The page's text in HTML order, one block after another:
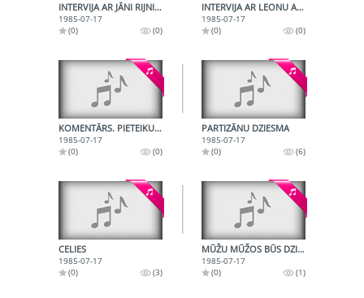
INTERVIJA AR JĀNI RIJNIEKU
1985-07-17
(0)
(0)
INTERVIJA AR LEONU AMOLIŅU
1985-07-17
(0)
(0)
KOMENTĀRS. PIETEIKUMS
1985-07-17
(0)
(0)
PARTIZĀNU DZIESMA
1985-07-17
(0)
(6)
CELIES
1985-07-17
(0)
(3)
MŪŽU MŪŽOS BŪS DZIESMA
1985-07-17
(0)
(1)